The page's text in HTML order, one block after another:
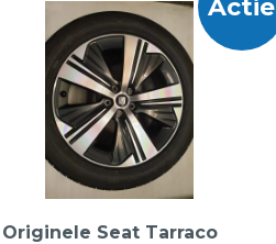
Actie
Originele Seat Tarraco